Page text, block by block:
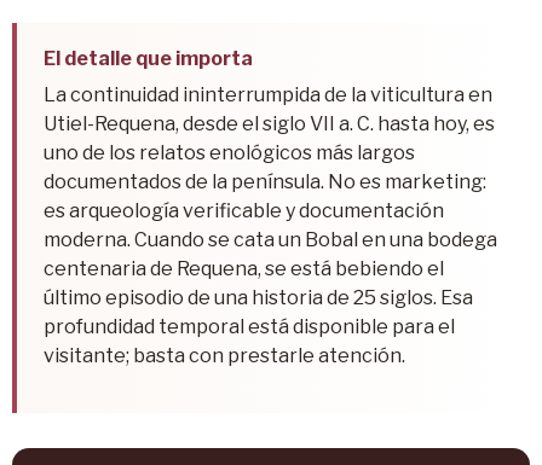
El detalle que importa
La continuidad ininterrumpida de la viticultura en
Utiel-Requena, desde el siglo VII a. C. hasta hoy, es
uno de los relatos enológicos más largos
documentados de la península. No es marketing:
es arqueología verificable y documentación
moderna. Cuando se cata un Bobal en una bodega
centenaria de Requena, se está bebiendo el
último episodio de una historia de 25 siglos. Esa
profundidad temporal está disponible para el
visitante; basta con prestarle atención.